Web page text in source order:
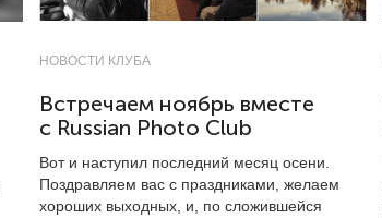
НОВОСТИ КЛУБА
Встречаем ноябрь вместе
c Russian Photo Club
Вот и наступил последний месяц осени.
Поздравляем вас с праздниками, желаем
хороших выходных, и, по сложившейся